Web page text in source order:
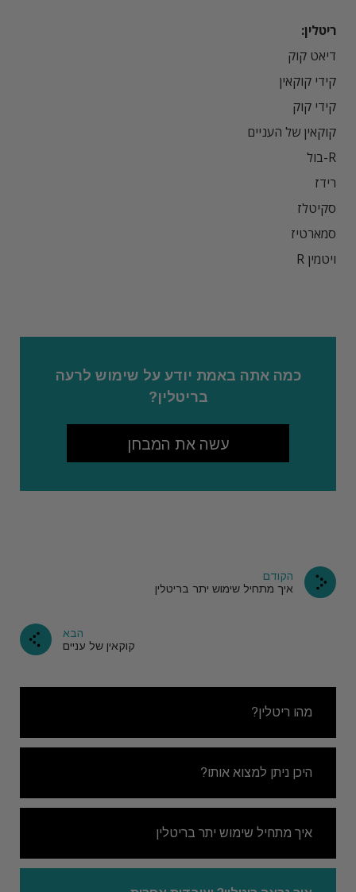
ריטלין:
כמה אתה באמת יודע על שימוש לרעה
בריטלין?
עשה את המבחן
הקודם
איך מתחיל שימוש יתר בריטלין
הבא
קוקאין של עניים
מהו ריטלין?
היכן ניתן למצוא אותו?
איך מתחיל שימוש יתר בריטלין